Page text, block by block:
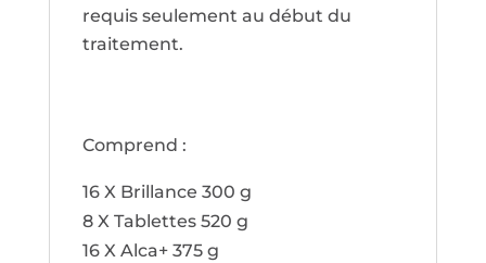
requis seulement au début du
traitement.
Comprend :
16 X Brillance 300 g
8 X Tablettes 520 g
16 X Alca+ 375 g